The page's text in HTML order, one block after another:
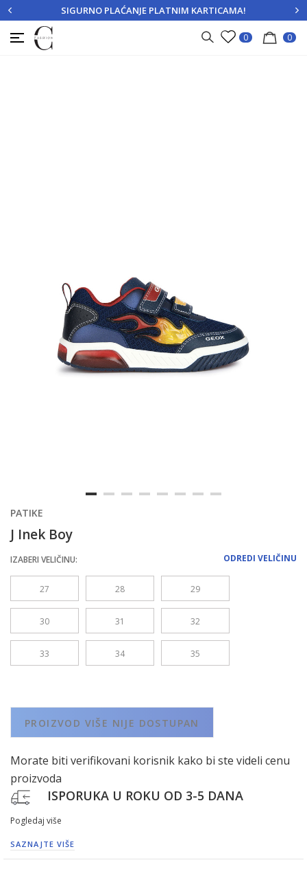
PRIJAVITE SE REGISTRUJTE SE
SIGURNO PLAĆANJE PLATNIM KARTICAMA!
0 0
PATIKE
J Inek Boy
ODREDI VELIČINU
IZABERI VELIČINU:
27 28 29
30 31 32
33 34 35
PROIZVOD VIŠE NIJE DOSTUPAN
Morate biti verifikovani korisnik kako bi ste videli cenu
proizvoda
ISPORUKA U ROKU OD 3-5 DANA
Pogledaj više
SAZNAJTE VIŠE